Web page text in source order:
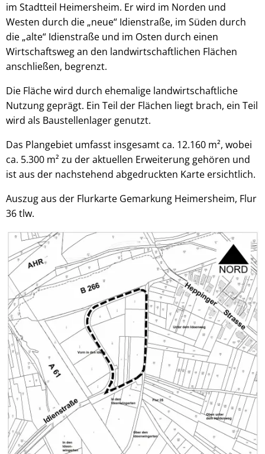
im Stadtteil Heimersheim. Er wird im Norden und
Westen durch die „neue“ Idienstraße, im Süden durch
die „alte“ Idienstraße und im Osten durch einen
Wirtschaftsweg an den landwirtschaftlichen Flächen
anschließen, begrenzt.
Die Fläche wird durch ehemalige landwirtschaftliche
Nutzung geprägt. Ein Teil der Flächen liegt brach, ein Teil
wird als Baustellenlager genutzt.
Das Plangebiet umfasst insgesamt ca. 12.160 m², wobei
ca. 5.300 m² zu der aktuellen Erweiterung gehören und
ist aus der nachstehend abgedruckten Karte ersichtlich.
Auszug aus der Flurkarte Gemarkung Heimersheim, Flur
36 tlw.